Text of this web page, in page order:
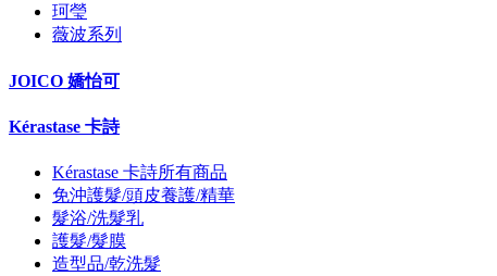
珂瑩
薇波系列
JOICO 嬌怡可
Kérastase 卡詩
Kérastase 卡詩所有商品
免沖護髮/頭皮養護/精華
髮浴/洗髮乳
護髮/髮膜
造型品/乾洗髮